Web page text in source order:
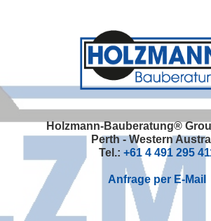
Holzmann-Bauberatung®
Perth - Western
Tel.: +61 4 491 295
Anfrage per E-Mail